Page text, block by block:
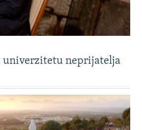
univerzitetu neprijatelja